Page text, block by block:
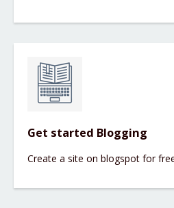
Get started Blogging
Create a site on blogspot for